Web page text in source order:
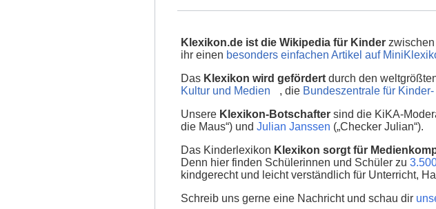
Klexikon.de ist die Wikipedia für Kinder
ihr einen besonders einfachen Artikel auf
Das Klexikon wird gefördert durch den
Kultur und Medien
, die Bundeszentrale für
Unsere Klexikon-Botschafter sind die KiKA-
die Maus“) und Julian Janssen („Checker Julian“).
Das Kinderlexikon Klexikon sorgt für
Denn hier finden Schülerinnen und Schüler zu
kindgerecht und leicht verständlich für Unterricht,
Schreib uns gerne eine Nachricht und schau dir